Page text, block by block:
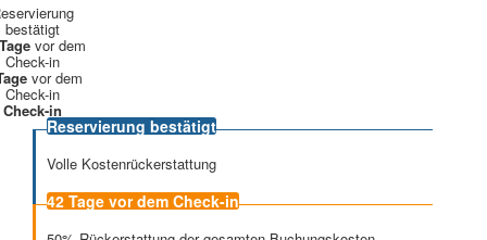
bestätigt
vor dem
Check-in
vor dem
Check-in
Check-in
Reservierung bestätigt
Volle Kostenrückerstattung
42 Tage vor dem Check-in